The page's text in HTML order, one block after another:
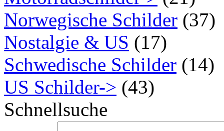
Norwegische Schilder (37)
Nostalgie & US (17)
Schwedische Schilder (14)
US Schilder-> (43)
Schnellsuche